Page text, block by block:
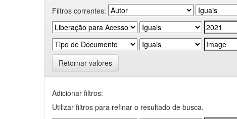
Filtros correntes:
Retornar valores
Adicionar filtros:
Utilizar filtros para refinar o resultado de busca.